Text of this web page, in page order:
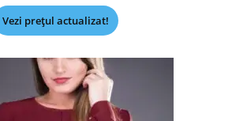
Vezi prețul actualizat!